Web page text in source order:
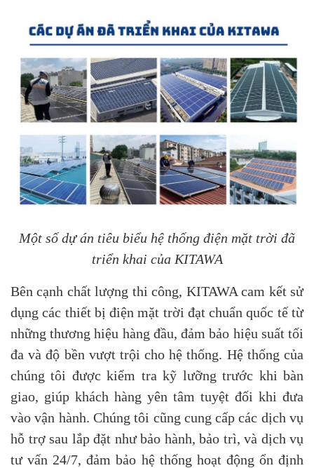
Một số dự án tiêu biểu hệ thống điện mặt trời đã
triển khai của KITAWA
Bên cạnh chất lượng thi công, KITAWA cam kết sử
dụng các thiết bị điện mặt trời đạt chuẩn quốc tế từ
những thương hiệu hàng đầu, đảm bảo hiệu suất tối
đa và độ bền vượt trội cho hệ thống. Hệ thống của
chúng tôi được kiểm tra kỹ lưỡng trước khi bàn
giao, giúp khách hàng yên tâm tuyệt đối khi đưa
vào vận hành. Chúng tôi cũng cung cấp các dịch vụ
hỗ trợ sau lắp đặt như bảo hành, bảo trì, và dịch vụ
tư vấn 24/7, đảm bảo hệ thống hoạt động ổn định